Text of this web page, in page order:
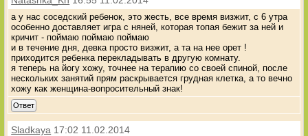
а у нас соседский ребенок, это жесть, все время визжит, с 6 утра
особенно доставляет игра с няней, которая топая бежит за ней и
кричит - поймаю поймаю поймаю
и в течение дня, девка просто визжит, а та на нее орет !
приходится ребенка перекладывать в другую комнату.
я теперь на йогу хожу, точнее на терапию со своей спиной, после
нескольких занятий прям раскрывается грудная клетка, а то вечно
хожу как женщина-вопросительный знак!
Ответ
Sladkaya 17:02 11.02.2014